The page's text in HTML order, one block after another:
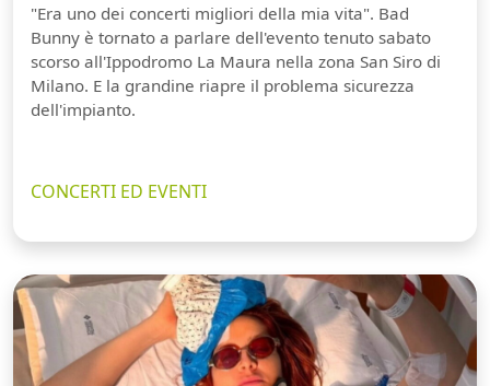
"Era uno dei concerti migliori della mia vita". Bad
Bunny è tornato a parlare dell'evento tenuto sabato
scorso all'Ippodromo La Maura nella zona San Siro di
Milano. E la grandine riapre il problema sicurezza
dell'impianto.
CONCERTI ED EVENTI